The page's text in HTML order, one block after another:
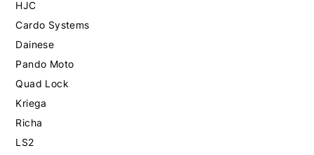
HJC
Cardo Systems
Dainese
Pando Moto
Quad Lock
Kriega
Richa
LS2